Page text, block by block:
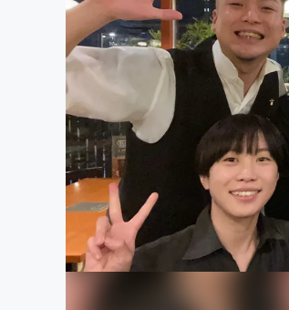
ビジネス・起業
まちづくり・地域